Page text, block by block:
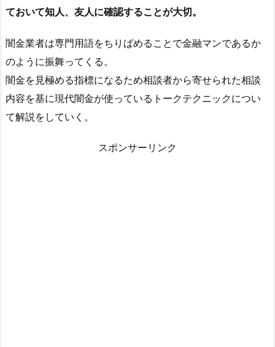
ておいて知人、友人に確認することが大切。
闇金業者は専門用語をちりばめることで金融マンであるか
のように振舞ってくる。
闇金を見極める指標になるため相談者から寄せられた相談
内容を基に現代闇金が使っているトークテクニックについ
て解説をしていく。
スポンサーリンク